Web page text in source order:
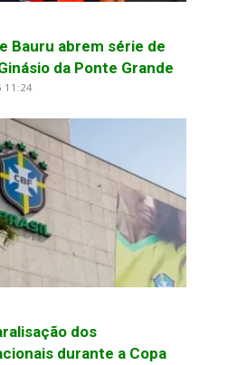
Bauru abrem série de
da Ponte Grande
11:24
dos
durante a Copa